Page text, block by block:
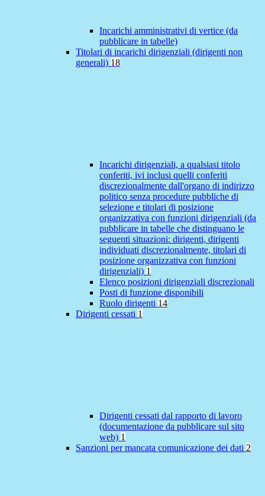
Incarichi amministrativi di vertice (da
pubblicare in tabelle)
Titolari di incarichi dirigenziali (dirigenti non
generali) 18
Incarichi dirigenziali, a qualsiasi titolo
conferiti, ivi inclusi quelli conferiti
discrezionalmente dall'organo di indirizzo
politico senza procedure pubbliche di
selezione e titolari di posizione
organizzativa con funzioni dirigenziali (da
pubblicare in tabelle che distinguano le
seguenti situazioni: dirigenti, dirigenti
individuati discrezionalmente, titolari di
posizione organizzativa con funzioni
dirigenziali) 1
Elenco posizioni dirigenziali discrezionali
Posti di funzione disponibili
Ruolo dirigenti 14
Dirigenti cessati 1
Dirigenti cessati dal rapporto di lavoro
(documentazione da pubblicare sul sito
web) 1
Sanzioni per mancata comunicazione dei dati 2